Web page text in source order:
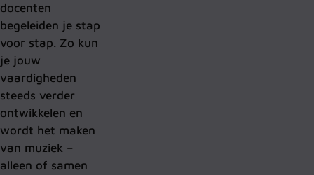
docenten
begeleiden je stap
voor stap. Zo kun
je jouw
vaardigheden
steeds verder
ontwikkelen en
wordt het maken
van muziek –
alleen of samen